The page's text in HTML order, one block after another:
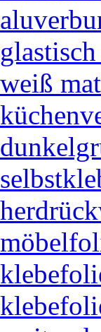
weiß